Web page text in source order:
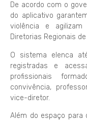
De acordo com o
do aplicativo
violência e
Diretorias Regionais
O sistema elenca
registradas e
profissionais
convivência,
vice-diretor.
Além do espaço para